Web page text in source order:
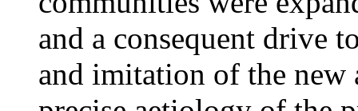
and a consequent drive
and imitation of the new